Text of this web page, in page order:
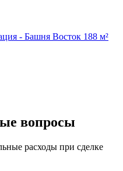
- Башня Восток 188 м²
вопросы
расходы при сделке